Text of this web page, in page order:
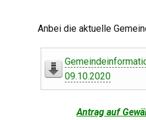
Anbei die aktuelle
09.10.2020
Antrag auf